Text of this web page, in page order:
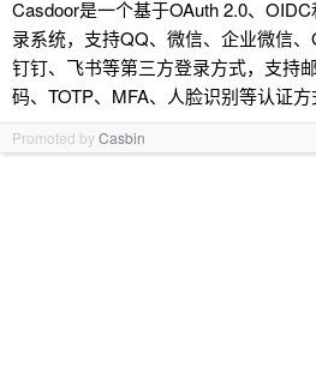
Casdoor是一个基于OAuth 2.0、
录系统，支持QQ、微信、企业微信、
钉钉、飞书等第三方登录方式，支持
码、TOTP、MFA、人脸识别等认证方
Promoted byCasbin